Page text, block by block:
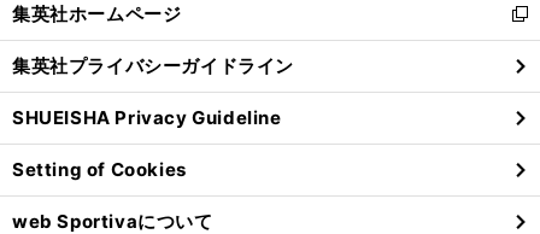
へ
閉
る
集英社ホームページ
新
し
い
ウ
ィ
ン
ド
ウ
で
集英社プライバシーガイドライン
SHUEISHA Privacy Guideline
Setting of Cookies
web Sportivaについて